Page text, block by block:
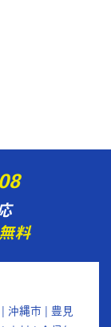
無料
沖縄市 | 豊見